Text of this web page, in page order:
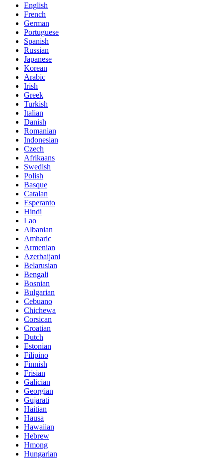
English
French
German
Portuguese
Spanish
Russian
Japanese
Korean
Arabic
Irish
Greek
Turkish
Italian
Danish
Romanian
Indonesian
Czech
Afrikaans
Swedish
Polish
Basque
Catalan
Esperanto
Hindi
Lao
Albanian
Amharic
Armenian
Azerbaijani
Belarusian
Bengali
Bosnian
Bulgarian
Cebuano
Chichewa
Corsican
Croatian
Dutch
Estonian
Filipino
Finnish
Frisian
Galician
Georgian
Gujarati
Haitian
Hausa
Hawaiian
Hebrew
Hmong
Hungarian